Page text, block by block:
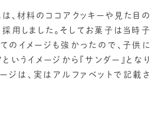
、材料のココアクッキーや見た目の
採用しました。そしてお菓子は当時子
のイメージも強かったので、子供に
いうイメージから『サンダー』となり
ジは、実はアルファベットで記載さ